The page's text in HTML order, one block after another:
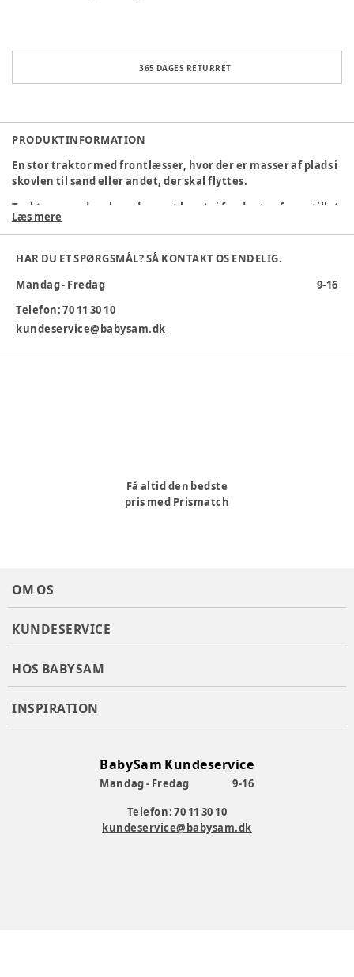
365 DAGES RETURRET
PRODUKTINFORMATION
En stor traktor med frontlæsser, hvor der er masser af plads i
skovlen til sand eller andet, der skal flyttes.
Traktoren er danskproduceret legetøj fra dantoy fremstillet
af bioplast og kommer i friske BIO-farver. Anbefalet
aldersgruppe for dette produkt er 2+ år.
Legetøj produceret af biobaseret plast
Danskproduceret
Indeholder ingen skadelige stoffer
357556
Læs mere
HAR DU ET SPØRGSMÅL? SÅ KONTAKT OS ENDELIG.
Mandag - Fredag
9-16
Telefon: 70 11 30 10
kundeservice@babysam.dk
Få altid den bedste
pris med Prismatch
OM OS
KUNDESERVICE
HOS BABYSAM
INSPIRATION
BabySam Kundeservice
Mandag - Fredag
9-16
Telefon: 70 11 30 10
kundeservice@babysam.dk